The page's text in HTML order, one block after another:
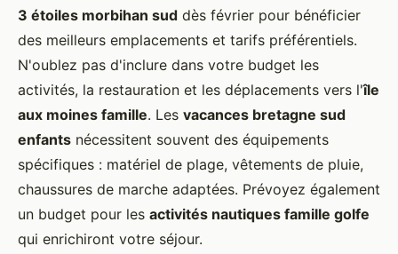
3 étoiles morbihan sud dès février pour bénéficier
des meilleurs emplacements et tarifs préférentiels.
N'oublez pas d'inclure dans votre budget les
activités, la restauration et les déplacements vers l'île
aux moines famille. Les vacances bretagne sud
enfants nécessitent souvent des équipements
spécifiques : matériel de plage, vêtements de pluie,
chaussures de marche adaptées. Prévoyez également
un budget pour les activités nautiques famille golfe
qui enrichiront votre séjour.